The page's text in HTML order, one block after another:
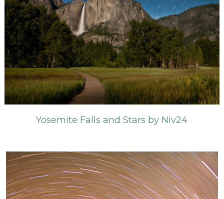
Yosemite Falls and Stars by Niv24